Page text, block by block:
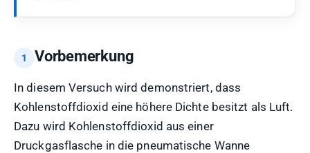
Vorbemerkung
In diesem Versuch wird demonstriert, dass
Kohlenstoffdioxid eine höhere Dichte besitzt als Luft.
Dazu wird Kohlenstoffdioxid aus einer
Druckgasflasche in die pneumatische Wanne